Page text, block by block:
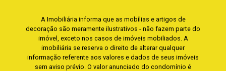
A Imobiliária informa que as mobílias e artigos de
decoração são meramente ilustrativos - não fazem parte do
imóvel, exceto nos casos de imóveis mobiliados. A
imobiliária se reserva o direito de alterar qualquer
informação referente aos valores e dados de seus imóveis
sem aviso prévio. O valor anunciado do condomínio é